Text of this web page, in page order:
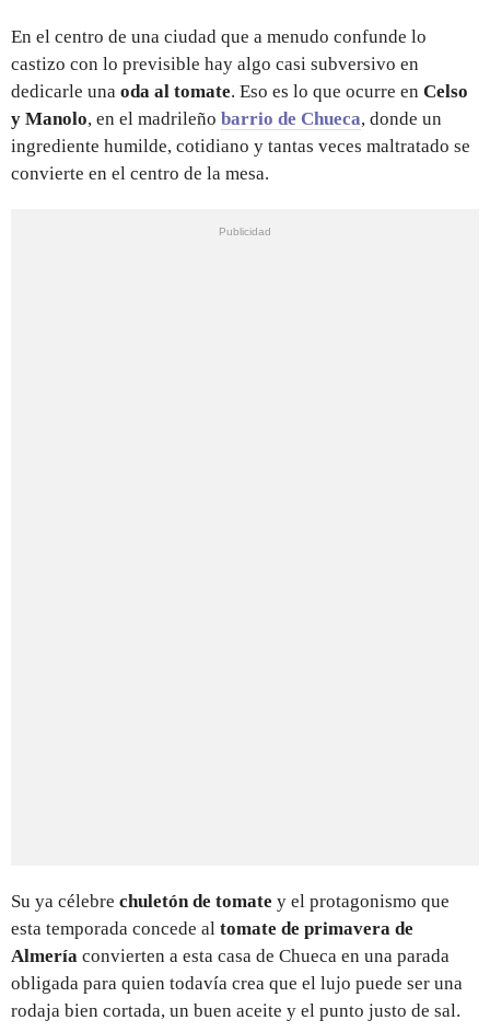
En el centro de una ciudad que a menudo confunde lo
castizo con lo previsible hay algo casi subversivo en
dedicarle una oda al tomate. Eso es lo que ocurre en Celso
y Manolo, en el madrileño barrio de Chueca, donde un
ingrediente humilde, cotidiano y tantas veces maltratado se
convierte en el centro de la mesa.
Su ya célebre chuletón de tomate y el protagonismo que
esta temporada concede al tomate de primavera de
Almería convierten a esta casa de Chueca en una parada
obligada para quien todavía crea que el lujo puede ser una
rodaja bien cortada, un buen aceite y el punto justo de sal.